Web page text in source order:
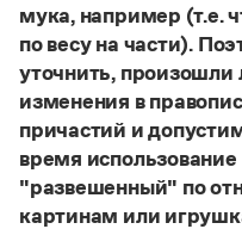
Журнал
Новости и события
Статьи
Монологи
Интервью
Лекции и подкасты
Рекомендуем
мука, например (т.е.
по весу на части).
уточнить, произошли
изменения в
причастий и
время
"развешенный" по
картинам или